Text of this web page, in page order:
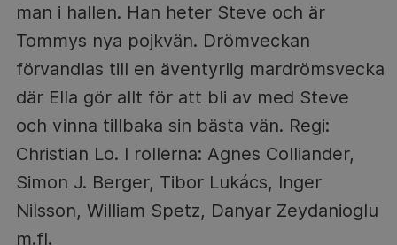
man i hallen. Han heter Steve och är
Tommys nya pojkvän. Drömveckan
förvandlas till en äventyrlig mardrömsvecka
där Ella gör allt för att bli av med Steve
och vinna tillbaka sin bästa vän. Regi:
Christian Lo. I rollerna: Agnes Colliander,
Simon J. Berger, Tibor Lukács, Inger
Nilsson, William Spetz, Danyar Zeydanioglu
m.fl.